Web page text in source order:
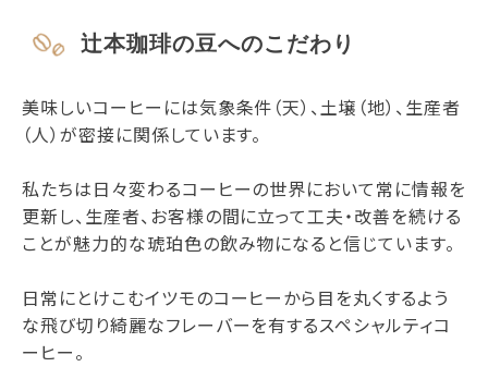
辻本珈琲の豆へのこだわり
美味しいコーヒーには気象条件（天）、土壌（地）、生産者
（人）が密接に関係しています。
私たちは日々変わるコーヒーの世界において常に情報を
更新し、生産者、お客様の間に立って工夫・改善を続ける
ことが魅力的な琥珀色の飲み物になると信じています。
日常にとけこむイツモのコーヒーから目を丸くするよう
な飛び切り綺麗なフレーバーを有するスペシャルティコ
ーヒー。